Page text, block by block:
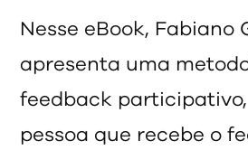
Nesse eBook, Fabiano
apresenta uma
feedback
pessoa que recebe o